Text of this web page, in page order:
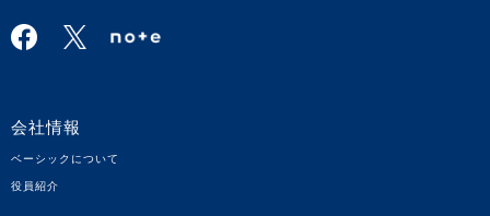
会社情報
ベーシックについて
役員紹介